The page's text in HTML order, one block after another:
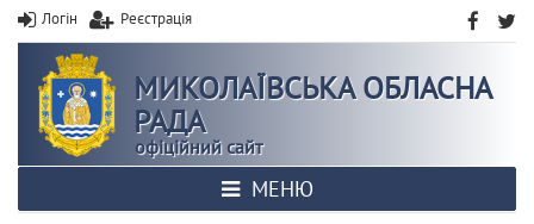
Логін Реєстрація
МИКОЛАЇВСЬКА ОБЛАСНА
РАДА
офіційний сайт
МЕНЮ